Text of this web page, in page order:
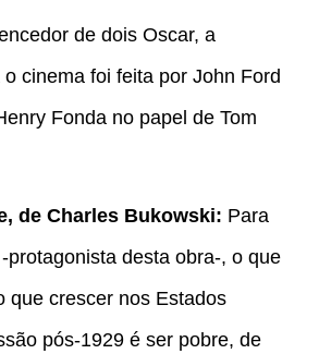
de dois Oscar, a
cinema foi feita por John Ford
Fonda no papel de Tom
de Charles Bukowski: Para
protagonista desta obra-, o que
que crescer nos Estados
pós-1929 é ser pobre, de